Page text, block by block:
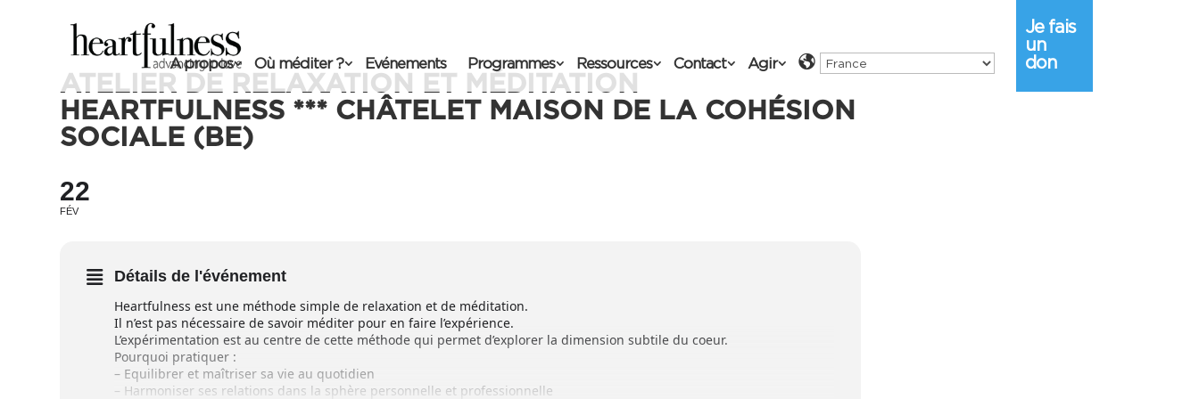
A propos Où méditer ? Evénements Programmes Ressources Contact Agir
Je fais
un
don
ATELIER DE RELAXATION ET MÉDITATION
HEARTFULNESS *** CHÂTELET MAISON DE LA COHÉSION
SOCIALE (BE)
22
FÉV
Détails de l'événement
Heartfulness est une méthode simple de relaxation et de méditation.
Il n’est pas nécessaire de savoir méditer pour en faire l’expérience.
L’expérimentation est au centre de cette méthode qui permet d’explorer la dimension subtile du coeur.
Pourquoi pratiquer :
– Equilibrer et maîtriser sa vie au quotidien
– Harmoniser ses relations dans la sphère personnelle et professionnelle